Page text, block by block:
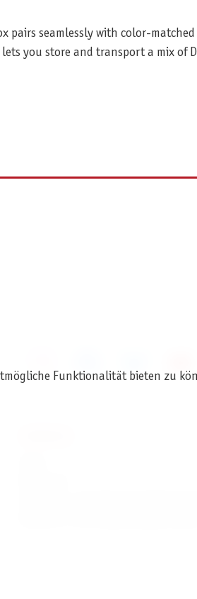
pairs seamlessly with color-
you store and transport a mix of
Funktionalität bieten zu